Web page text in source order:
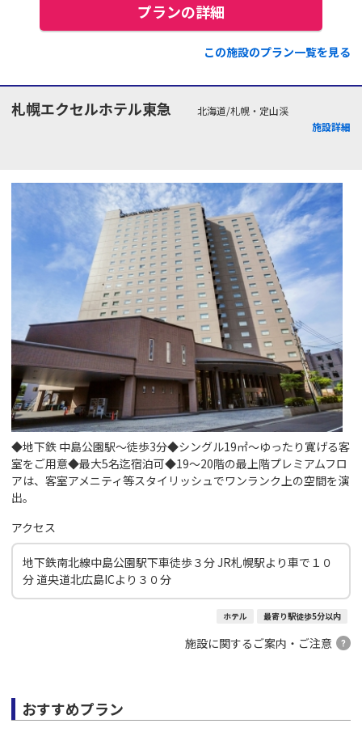
プランの詳細
この施設のプラン一覧を見る
札幌エクセルホテル東急
北海道/札幌・定山渓
施設詳細
◆地下鉄 中島公園駅～徒歩3分◆シングル19㎡～ゆったり寛げる客
室をご用意◆最大5名迄宿泊可◆19～20階の最上階プレミアムフロ
アは、客室アメニティ等スタイリッシュでワンランク上の空間を演
出。
アクセス
地下鉄南北線中島公園駅下車徒歩３分 JR札幌駅より車で１０
分 道央道北広島ICより３０分
ホテル 最寄り駅徒歩5分以内
施設に関するご案内・ご注意
おすすめプラン